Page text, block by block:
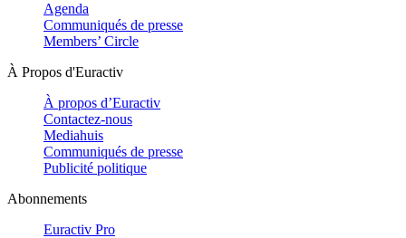
Agenda
Communiqués de presse
Members’ Circle
À Propos d'Euractiv
À propos d’Euractiv
Contactez-nous
Mediahuis
Communiqués de presse
Publicité politique
Abonnements
Euractiv Pro